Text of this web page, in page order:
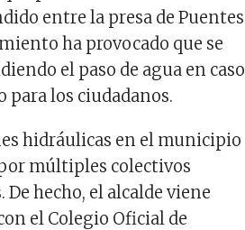
entre la presa de Puentes
ha provocado que se
el paso de agua en caso
para los ciudadanos.
hidráulicas en el municipio
múltiples colectivos
hecho, el alcalde viene
el Colegio Oficial de